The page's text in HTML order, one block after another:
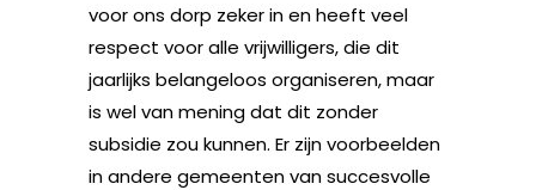
voor ons dorp zeker in en heeft veel
respect voor alle vrijwilligers, die dit
jaarlijks belangeloos organiseren, maar
is wel van mening dat dit zonder
subsidie zou kunnen. Er zijn voorbeelden
in andere gemeenten van succesvolle